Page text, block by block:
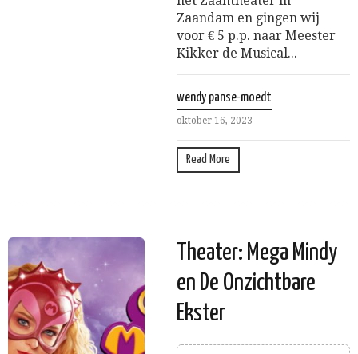
Zaandam en gingen wij
voor € 5 p.p. naar Meester
Kikker de Musical...
wendy panse-moedt
oktober 16, 2023
Read More
Theater: Mega Mindy
en De Onzichtbare
Ekster